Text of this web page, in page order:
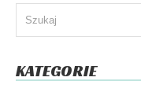
KATEGORIE